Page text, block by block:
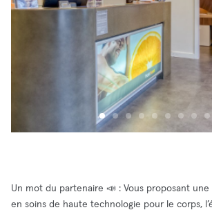
Un mot du partenaire 📣 : Vous proposant
en soins de haute technologie pour le corps,